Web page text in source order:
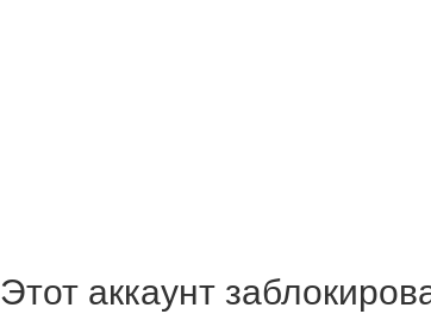
Этот аккаунт